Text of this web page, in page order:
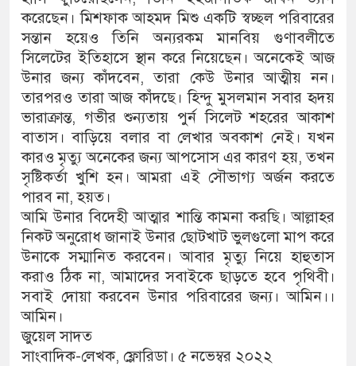
করেছেন। মিশফাক আহমদ মিশু একটি স্বচ্ছল পরিবারের
সন্তান হয়েও তিনি অন্যরকম মানবিয় গুণাবলীতে
সিলেটের ইতিহাসে স্থান করে নিয়েছেন। অনেকেই আজ
উনার জন্য কাঁদবেন, তারা কেউ উনার আত্মীয় নন।
তারপরও তারা আজ কাঁদছে। হিন্দু মুসলমান সবার হৃদয়
ভারাক্রান্ত, গভীর শুন্যতায় পুর্ন সিলেট শহরের আকাশ
বাতাস। বাড়িয়ে বলার বা লেখার অবকাশ নেই। যখন
কারও মৃত্যু অনেকের জন্য আপসোস এর কারণ হয়, তখন
সৃষ্টিকর্তা খুশি হন। আমরা এই সৌভাগ্য অর্জন করতে
পারব না, হয়ত।
আমি উনার বিদেহী আত্মার শান্তি কামনা করছি। আল্লাহর
নিকট অনুরোধ জানাই উনার ছোটখাট ভুলগুলো মাপ করে
উনাকে সম্মানিত করবেন। আবার মৃত্যু নিয়ে হাহুতাস
করাও ঠিক না, আমাদের সবাইকে ছাড়তে হবে পৃথিবী।
সবাই দোয়া করবেন উনার পরিবারের জন্য। আমিন।।
আমিন।
জুয়েল সাদত
সাংবাদিক-লেখক, ফ্লোরিডা। ৫ নভেম্বর ২০২২